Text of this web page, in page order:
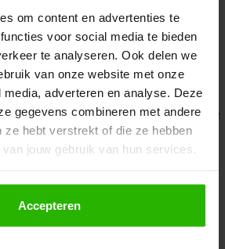
om content en advertenties te
voor social media te bieden
te analyseren. Ook delen we
van onze website met onze
adverteren en analyse. Deze
gegevens combineren met andere
ze hebt verstrekt of die ze hebben
jouw gebruik van hun services.
klikt, dan geef je Voordeeluitjes.nl
voor social media en
te plaatsen.
Accepteren
side exception has occurred while
(see the browser console for more
information).